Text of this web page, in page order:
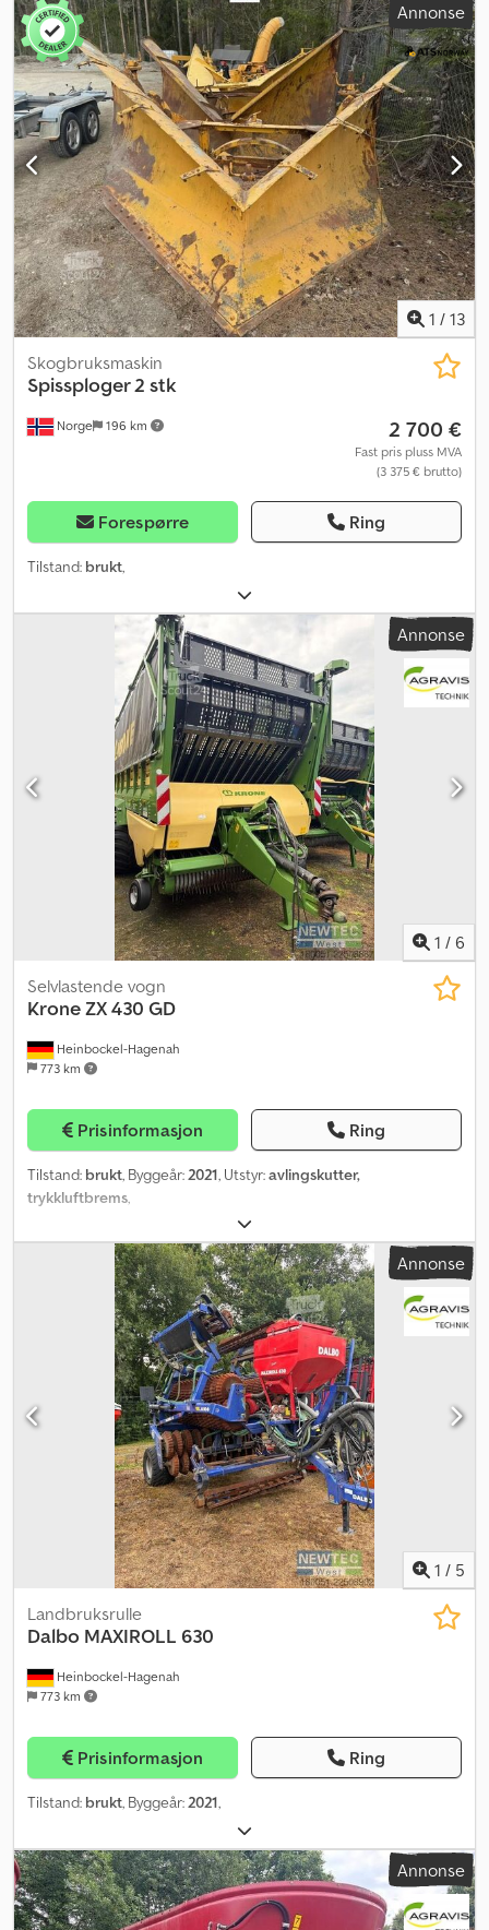
Annonse
1 / 13
Norge 196 km
Skogbruksmaskin
Spissploger 2 stk
2 700 €
Fast pris pluss MVA
(3 375 € brutto)
Forespørre Ring
Tilstand: brukt,
Annonse
1 / 6
Heinbockel-Hagenah
773 km
Selvlastende vogn
KroneZX 430 GD
Prisinformasjon Ring
Tilstand: brukt, Byggeår:2021, Utstyr:avlingskutter,
trykkluftbrems,
Annonse
1 / 5
Heinbockel-Hagenah
773 km
Landbruksrulle
Dalbo MAXIROLL 630
Prisinformasjon Ring
Tilstand: brukt, Byggeår:2021,
Annonse